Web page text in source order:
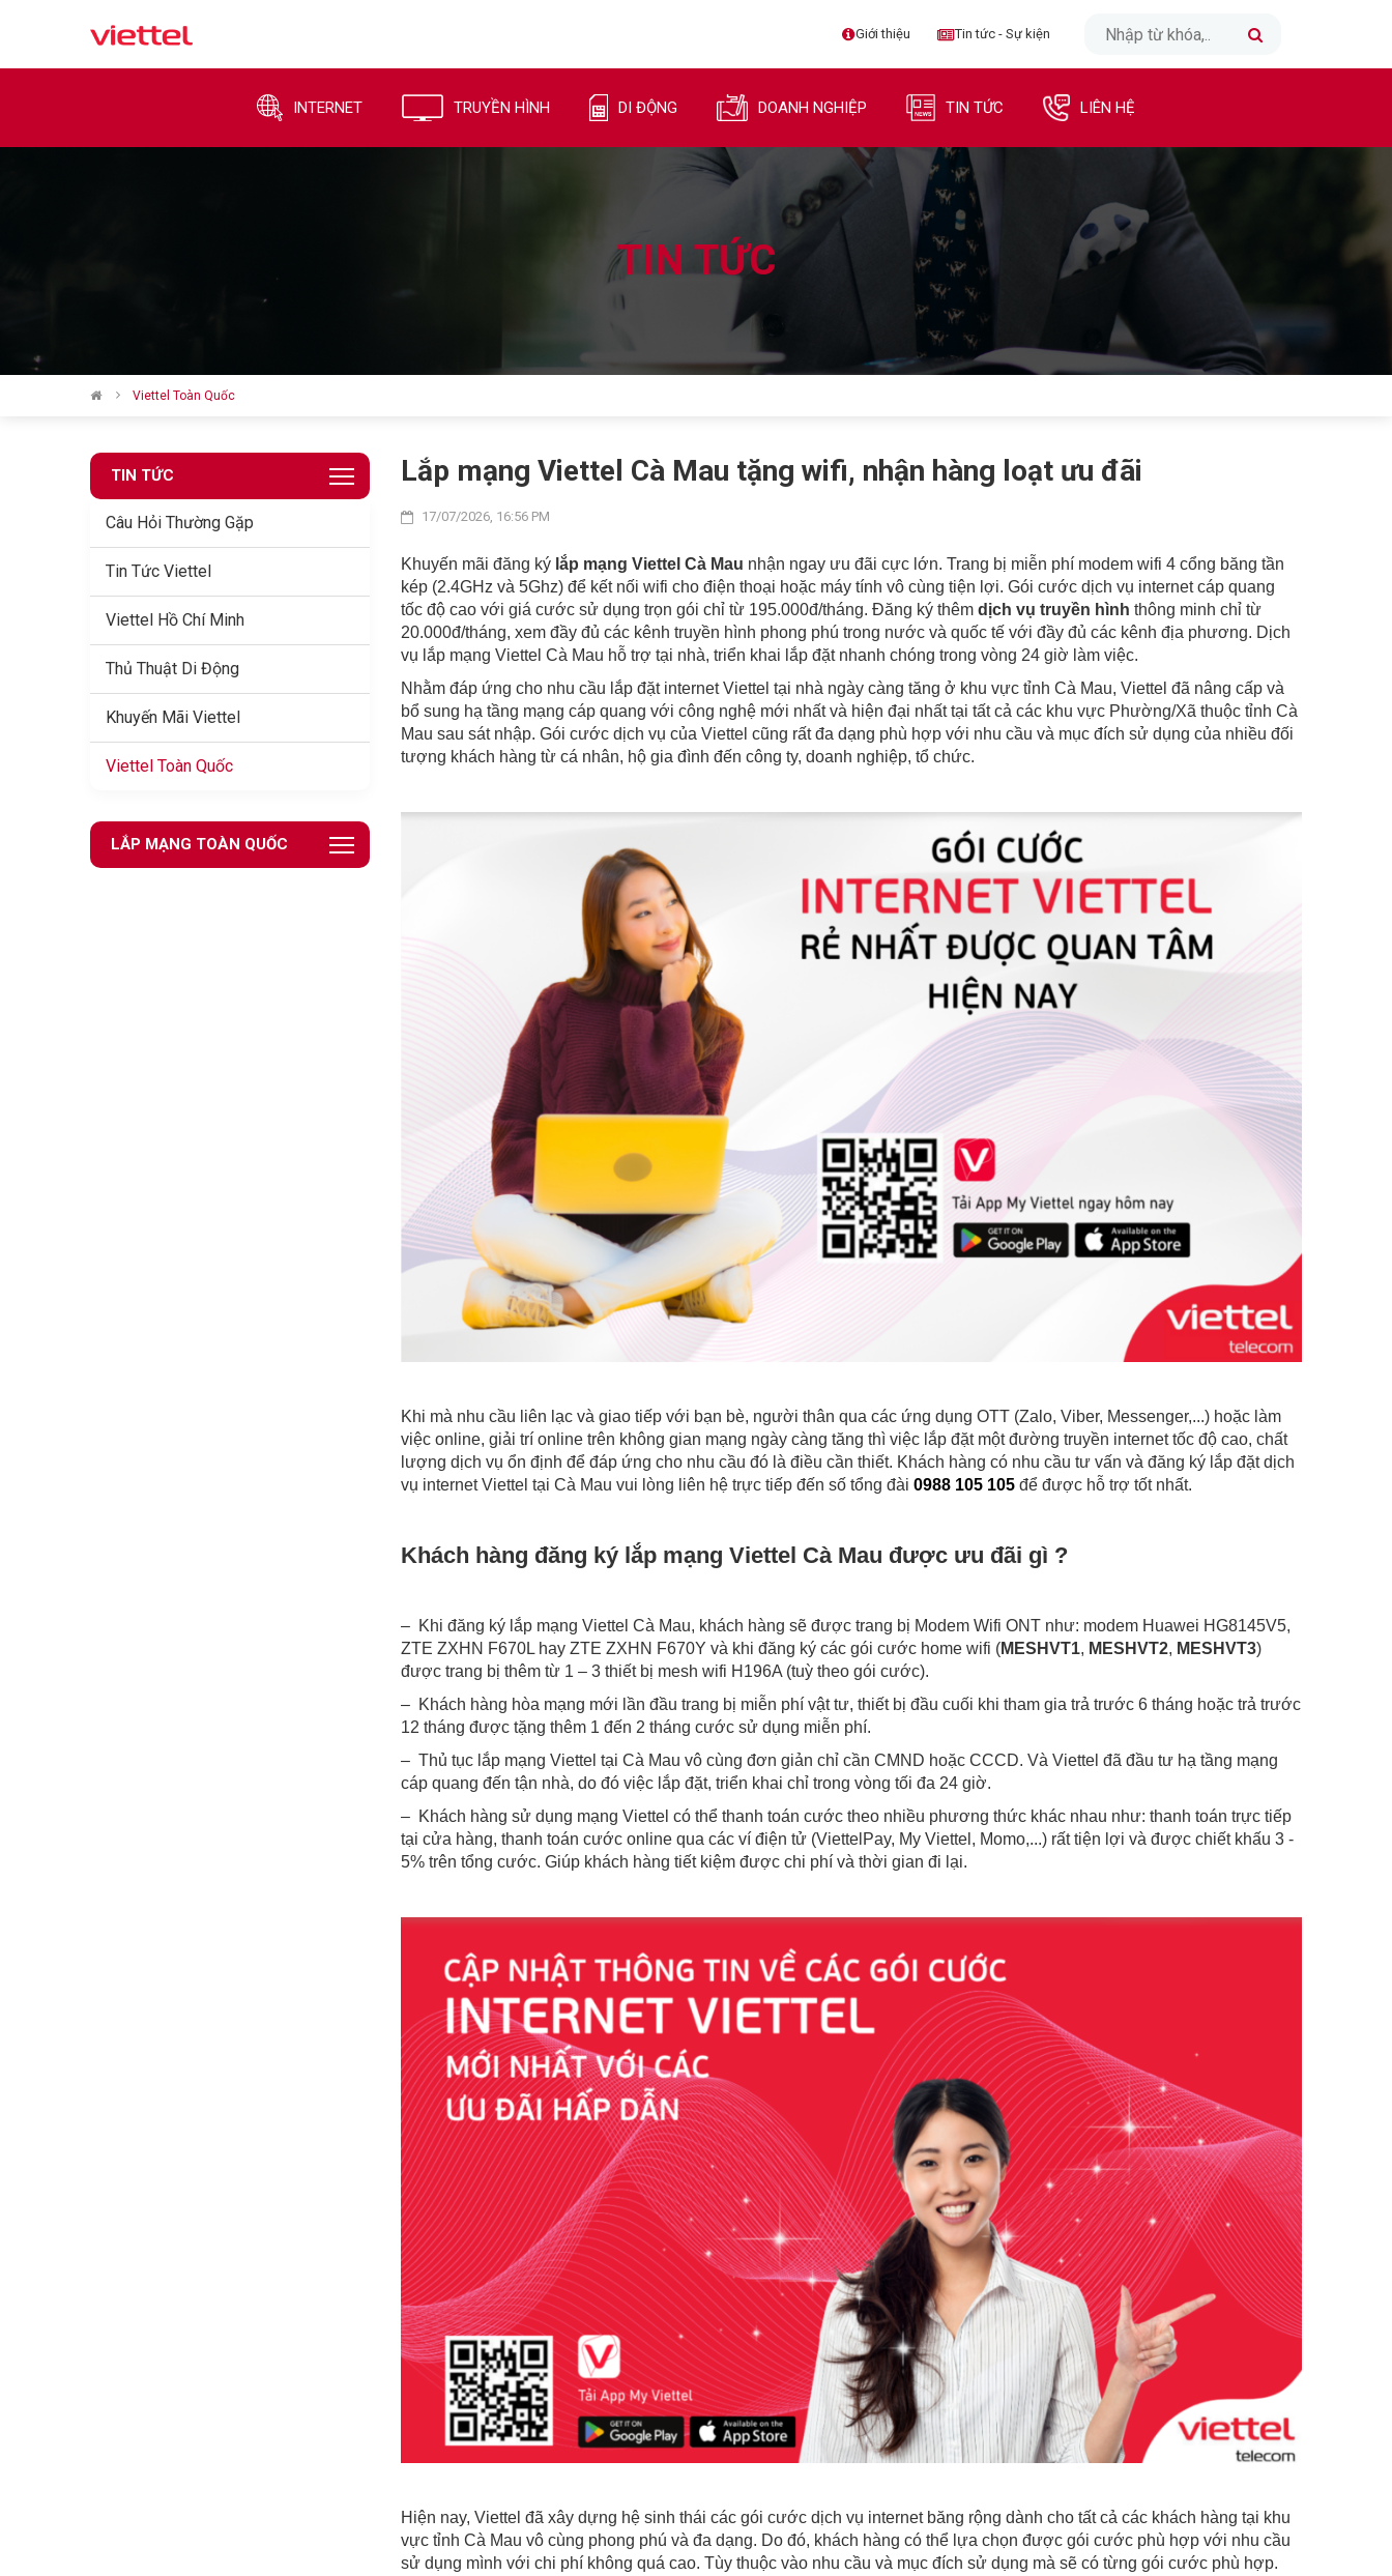
Giới thiệu Tin tức - Sự kiện
INTERNET TRUYỀN HÌNH DI ĐỘNG DOANH NGHIỆP TIN TỨC LIÊN HỆ
TIN TỨC
Viettel Toàn Quốc
TIN TỨC
Câu Hỏi Thường Gặp
Tin Tức Viettel
Viettel Hồ Chí Minh
Thủ Thuật Di Động
Khuyến Mãi Viettel
Viettel Toàn Quốc
LẮP MẠNG TOÀN QUỐC
Lắp mạng Viettel Cà Mau tặng wifi, nhận hàng loạt ưu đãi
17/07/2026, 16:56 PM
Khuyến mãi đăng ký lắp mạng Viettel Cà Mau nhận ngay ưu đãi cực lớn. Trang bị miễn phí modem wifi 4 cổng băng tần
kép (2.4GHz và 5Ghz) để kết nối wifi cho điện thoại hoặc máy tính vô cùng tiện lợi. Gói cước dịch vụ internet cáp quang
tốc độ cao với giá cước sử dụng trọn gói chỉ từ 195.000đ/tháng. Đăng ký thêm dịch vụ truyền hình thông minh chỉ từ
20.000đ/tháng, xem đầy đủ các kênh truyền hình phong phú trong nước và quốc tế với đầy đủ các kênh địa phương. Dịch
vụ lắp mạng Viettel Cà Mau hỗ trợ tại nhà, triển khai lắp đặt nhanh chóng trong vòng 24 giờ làm việc.
Nhằm đáp ứng cho nhu cầu lắp đặt internet Viettel tại nhà ngày càng tăng ở khu vực tỉnh Cà Mau, Viettel đã nâng cấp và
bổ sung hạ tầng mạng cáp quang với công nghệ mới nhất và hiện đại nhất tại tất cả các khu vực Phường/Xã thuộc tỉnh Cà
Mau sau sát nhập. Gói cước dịch vụ của Viettel cũng rất đa dạng phù hợp với nhu cầu và mục đích sử dụng của nhiều đối
tượng khách hàng từ cá nhân, hộ gia đình đến công ty, doanh nghiệp, tổ chức.
Khi mà nhu cầu liên lạc và giao tiếp với bạn bè, người thân qua các ứng dụng OTT (Zalo, Viber, Messenger,...) hoặc làm
việc online, giải trí online trên không gian mạng ngày càng tăng thì việc lắp đặt một đường truyền internet tốc độ cao, chất
lượng dịch vụ ổn định để đáp ứng cho nhu cầu đó là điều cần thiết. Khách hàng có nhu cầu tư vấn và đăng ký lắp đặt dịch
vụ internet Viettel tại Cà Mau vui lòng liên hệ trực tiếp đến số tổng đài 0988 105 105 để được hỗ trợ tốt nhất.
Khách hàng đăng ký lắp mạng Viettel Cà Mau được ưu đãi gì ?
– Khi đăng ký lắp mạng Viettel Cà Mau, khách hàng sẽ được trang bị Modem Wifi ONT như: modem Huawei HG8145V5,
ZTE ZXHN F670L hay ZTE ZXHN F670Y và khi đăng ký các gói cước home wifi (MESHVT1, MESHVT2, MESHVT3)
được trang bị thêm từ 1 – 3 thiết bị mesh wifi H196A (tuỳ theo gói cước).
– Khách hàng hòa mạng mới lần đầu trang bị miễn phí vật tư, thiết bị đầu cuối khi tham gia trả trước 6 tháng hoặc trả trước
12 tháng được tặng thêm 1 đến 2 tháng cước sử dụng miễn phí.
– Thủ tục lắp mạng Viettel tại Cà Mau vô cùng đơn giản chỉ cần CMND hoặc CCCD. Và Viettel đã đầu tư hạ tầng mạng
cáp quang đến tận nhà, do đó việc lắp đặt, triển khai chỉ trong vòng tối đa 24 giờ.
– Khách hàng sử dụng mạng Viettel có thể thanh toán cước theo nhiều phương thức khác nhau như: thanh toán trực tiếp
tại cửa hàng, thanh toán cước online qua các ví điện tử (ViettelPay, My Viettel, Momo,...) rất tiện lợi và được chiết khấu 3 -
5% trên tổng cước. Giúp khách hàng tiết kiệm được chi phí và thời gian đi lại.
Hiện nay, Viettel đã xây dựng hệ sinh thái các gói cước dịch vụ internet băng rộng dành cho tất cả các khách hàng tại khu
vực tỉnh Cà Mau vô cùng phong phú và đa dạng. Do đó, khách hàng có thể lựa chọn được gói cước phù hợp với nhu cầu
sử dụng mình với chi phí không quá cao. Tùy thuộc vào nhu cầu và mục đích sử dụng mà sẽ có từng gói cước phù hợp.
TRANG CHỦ
TRUYỀN HÌNH
DI ĐỘNG
DOANH NGHIỆP